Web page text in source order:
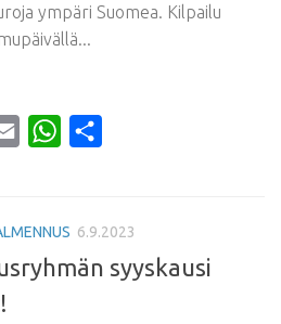
ympäri Suomea. Kilpailu
Email WhatsApp
6.9.2023
syyskausi